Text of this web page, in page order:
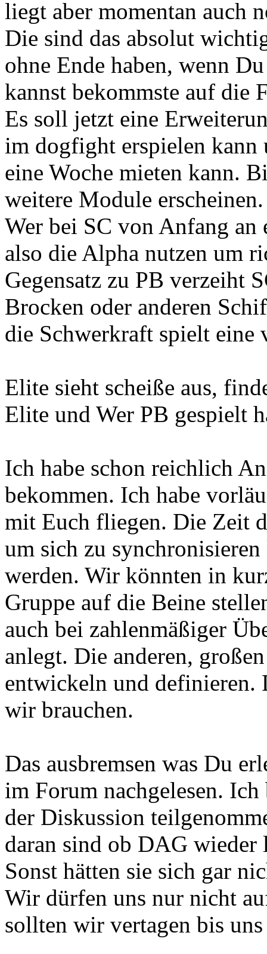
liegt aber momentan auch
Die sind das absolut
ohne Ende haben, wenn
kannst bekommste auf die
Es soll jetzt eine
im dogfight erspielen
eine Woche mieten kann.
weitere Module erscheinen.
Wer bei SC von Anfang
also die Alpha nutzen um
Gegensatz zu PB verzeiht
Brocken oder anderen
die Schwerkraft spielt eine
Elite sieht scheiße aus,
Elite und Wer PB gespielt
Ich habe schon reichlich
bekommen. Ich habe
mit Euch fliegen. Die Zeit
um sich zu
werden. Wir könnten in
Gruppe auf die Beine
auch bei zahlenmäßiger
anlegt. Die anderen,
entwickeln und definieren.
wir brauchen.
Das ausbremsen was Du
im Forum nachgelesen.
der Diskussion
daran sind ob DAG
Sonst hätten sie sich gar
Wir dürfen uns nur nicht
sollten wir vertagen bis